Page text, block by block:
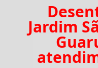
Jardim